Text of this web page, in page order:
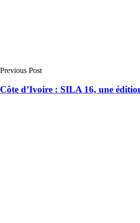
Previous Post
Côte d’Ivoire : SILA 16, une